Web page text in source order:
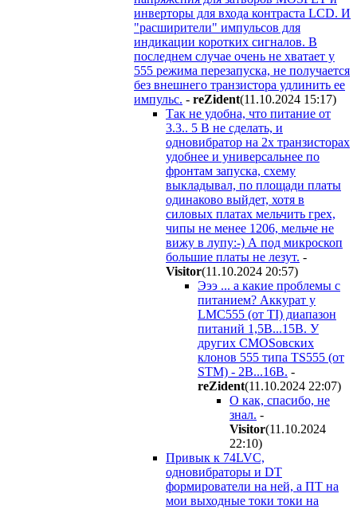
инверторы для входа контраста LCD. И
"расширители" импульсов для
индикации коротких сигналов. В
последнем случае очень не хватает у
555 режима перезапуска, не получается
без внешнего транзистора удлинить ее
импульс. - reZident(11.10.2024 15:17)
Так не удобна, что питание от
3.3.. 5 В не сделать, и
одновибратор на 2х транзисторах
удобнее и универсальнее по
фронтам запуска, схему
выкладывал, по площади платы
одинаково выйдет, хотя в
силовых платах мельчить грех,
чипы не менее 1206, мельче не
вижу в лупу:-) А под микроскоп
большие платы не лезут. -
Visitor(11.10.2024 20:57)
Эээ ... а какие проблемы с
питанием? Аккурат у
LMC555 (от TI) диапазон
питаний 1,5В...15В. У
других CMOSовских
клонов 555 типа TS555 (от
STM) - 2В...16В. -
reZident(11.10.2024 22:07)
О как, спасибо, не
знал. -
Visitor(11.10.2024
22:10)
Привык к 74LVC,
одновибраторы и DT
формирователи на ней, а ПТ на
мои выходные токи токи на